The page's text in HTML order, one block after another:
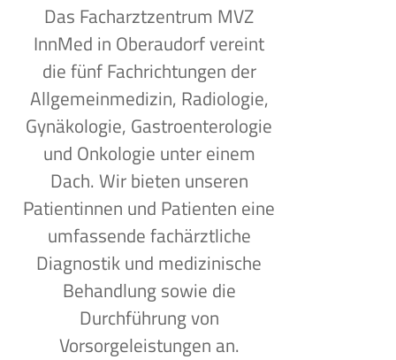
Das Facharztzentrum MVZ
InnMed in Oberaudorf vereint
die fünf Fachrichtungen der
Allgemeinmedizin, Radiologie,
Gynäkologie, Gastroenterologie
und Onkologie unter einem
Dach. Wir bieten unseren
Patientinnen und Patienten eine
umfassende fachärztliche
Diagnostik und medizinische
Behandlung sowie die
Durchführung von
Vorsorgeleistungen an.